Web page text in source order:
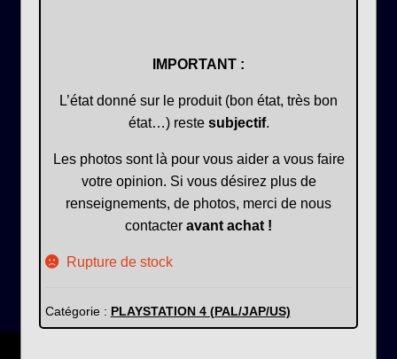
IMPORTANT :
L’état donné sur le produit (bon état, très bon
état…) reste subjectif.
Les photos sont là pour vous aider a vous faire
votre opinion. Si vous désirez plus de
renseignements, de photos, merci de nous
contacter avant achat !
Rupture de stock
Catégorie : PLAYSTATION 4 (PAL/JAP/US)